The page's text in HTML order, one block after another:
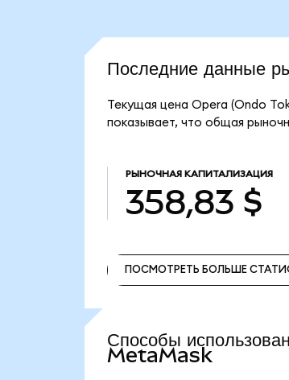
Последние данные
Текущая цена Opera (Ondo
показывает, что общая
РЫНОЧНАЯ КАПИТАЛИЗАЦИЯ
358,83 $
ПОСМОТРЕТЬ БОЛЬШЕ
Способы
MetaMask